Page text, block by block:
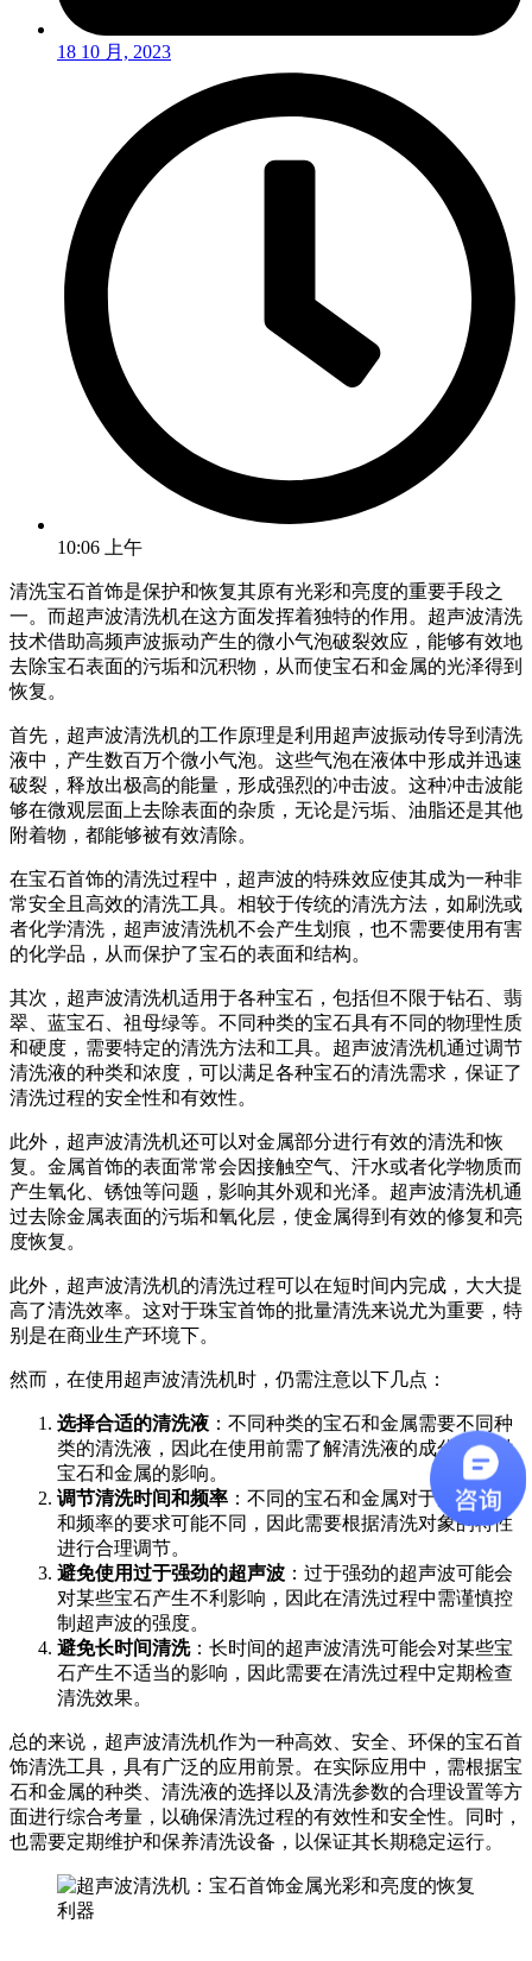
18 10 月, 2023
10:06 上午
清洗宝石首饰是保护和恢复其原有光彩和亮度的重要手段之
一。而超声波清洗机在这方面发挥着独特的作用。超声波清洗
技术借助高频声波振动产生的微小气泡破裂效应，能够有效地
去除宝石表面的污垢和沉积物，从而使宝石和金属的光泽得到
恢复。
首先，超声波清洗机的工作原理是利用超声波振动传导到清洗
液中，产生数百万个微小气泡。这些气泡在液体中形成并迅速
破裂，释放出极高的能量，形成强烈的冲击波。这种冲击波能
够在微观层面上去除表面的杂质，无论是污垢、油脂还是其他
附着物，都能够被有效清除。
在宝石首饰的清洗过程中，超声波的特殊效应使其成为一种非
常安全且高效的清洗工具。相较于传统的清洗方法，如刷洗或
者化学清洗，超声波清洗机不会产生划痕，也不需要使用有害
的化学品，从而保护了宝石的表面和结构。
其次，超声波清洗机适用于各种宝石，包括但不限于钻石、翡
翠、蓝宝石、祖母绿等。不同种类的宝石具有不同的物理性质
和硬度，需要特定的清洗方法和工具。超声波清洗机通过调节
清洗液的种类和浓度，可以满足各种宝石的清洗需求，保证了
清洗过程的安全性和有效性。
此外，超声波清洗机还可以对金属部分进行有效的清洗和恢
复。金属首饰的表面常常会因接触空气、汗水或者化学物质而
产生氧化、锈蚀等问题，影响其外观和光泽。超声波清洗机通
过去除金属表面的污垢和氧化层，使金属得到有效的修复和亮
度恢复。
此外，超声波清洗机的清洗过程可以在短时间内完成，大大提
高了清洗效率。这对于珠宝首饰的批量清洗来说尤为重要，特
别是在商业生产环境下。
然而，在使用超声波清洗机时，仍需注意以下几点：
选择合适的清洗液 ：不同种类的宝石和金属需要不同种
类的清洗液，因此在使用前需了解清洗液的成分以及对
宝石和金属的影响。
调节清洗时间和频率 ：不同的宝石和金属对于清洗时间
和频率的要求可能不同，因此需要根据清洗对象的特性
进行合理调节。
避免使用过于强劲的超声波 ：过于强劲的超声波可能会
对某些宝石产生不利影响，因此在清洗过程中需谨慎控
制超声波的强度。
避免长时间清洗：长时间的超声波清洗可能会对某些宝
石产生不适当的影响，因此需要在清洗过程中定期检查
清洗效果。
总的来说，超声波清洗机作为一种高效、安全、环保的宝石首
饰清洗工具，具有广泛的应用前景。在实际应用中，需根据宝
石和金属的种类、清洗液的选择以及清洗参数的合理设置等方
面进行综合考量，以确保清洗过程的有效性和安全性。同时，
也需要定期维护和保养清洗设备，以保证其长期稳定运行。